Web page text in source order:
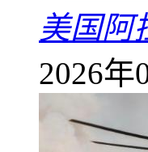
美国阿
2026年